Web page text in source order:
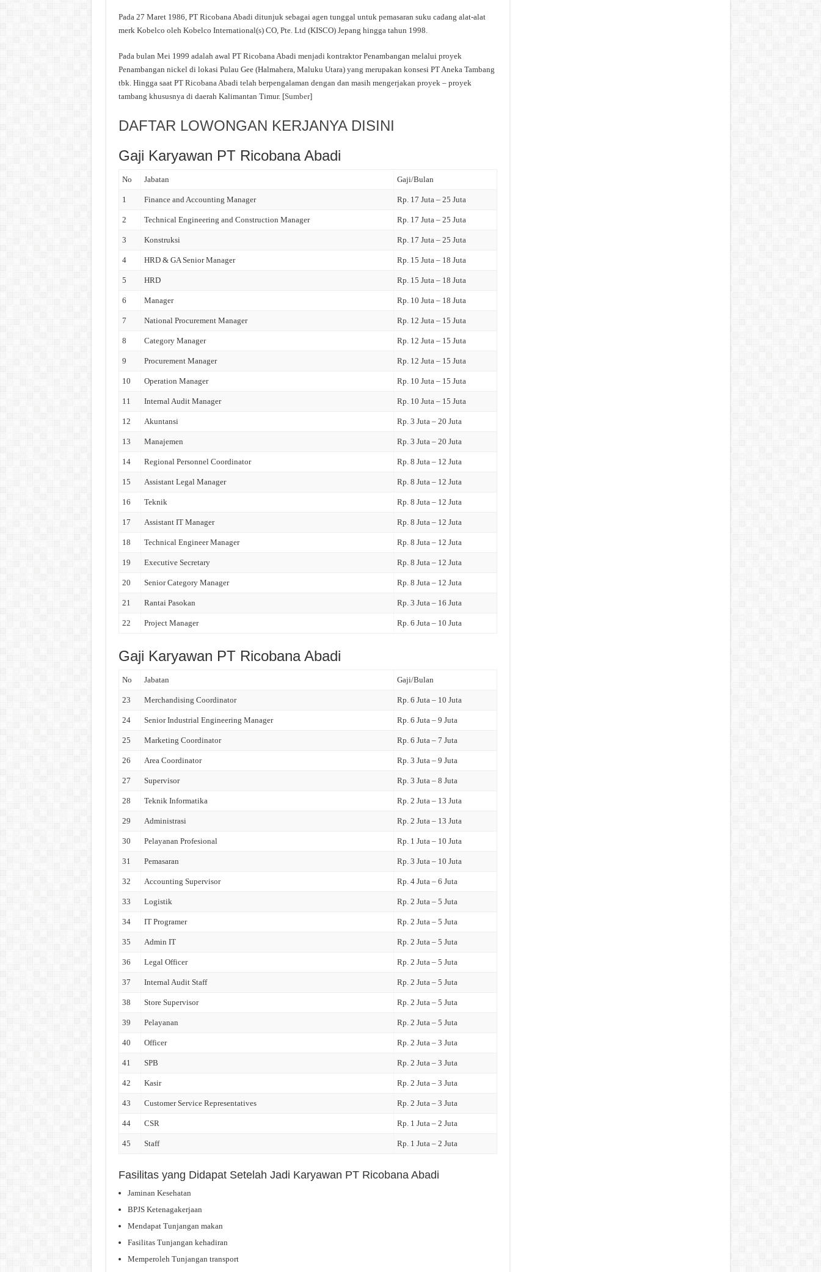
Pada 27 Maret 1986, PT Ricobana Abadi ditunjuk sebagai agen tunggal untuk pemasaran suku cadang alat-alat
merk Kobelco oleh Kobelco International(s) CO, Pte. Ltd (KISCO) Jepang hingga tahun 1998.
Pada bulan Mei 1999 adalah awal PT Ricobana Abadi menjadi kontraktor Penambangan melalui proyek
Penambangan nickel di lokasi Pulau Gee (Halmahera, Maluku Utara) yang merupakan konsesi PT Aneka Tambang
tbk. Hingga saat PT Ricobana Abadi telah berpengalaman dengan dan masih mengerjakan proyek – proyek
tambang khususnya di daerah Kalimantan Timur. [Sumber]
DAFTAR LOWONGAN KERJANYA DISINI
Gaji Karyawan PT Ricobana Abadi
No Jabatan Gaji/Bulan
1 Finance and Accounting Manager Rp. 17 Juta – 25 Juta
2 Technical Engineering and Construction Manager Rp. 17 Juta – 25 Juta
3 Konstruksi Rp. 17 Juta – 25 Juta
4 HRD & GA Senior Manager Rp. 15 Juta – 18 Juta
5 HRD Rp. 15 Juta – 18 Juta
6 Manager Rp. 10 Juta – 18 Juta
7 National Procurement Manager Rp. 12 Juta – 15 Juta
8 Category Manager Rp. 12 Juta – 15 Juta
9 Procurement Manager Rp. 12 Juta – 15 Juta
10 Operation Manager Rp. 10 Juta – 15 Juta
11 Internal Audit Manager Rp. 10 Juta – 15 Juta
12 Akuntansi Rp. 3 Juta – 20 Juta
13 Manajemen Rp. 3 Juta – 20 Juta
14 Regional Personnel Coordinator Rp. 8 Juta – 12 Juta
15 Assistant Legal Manager Rp. 8 Juta – 12 Juta
16 Teknik Rp. 8 Juta – 12 Juta
17 Assistant IT Manager Rp. 8 Juta – 12 Juta
18 Technical Engineer Manager Rp. 8 Juta – 12 Juta
19 Executive Secretary Rp. 8 Juta – 12 Juta
20 Senior Category Manager Rp. 8 Juta – 12 Juta
21 Rantai Pasokan Rp. 3 Juta – 16 Juta
22 Project Manager Rp. 6 Juta – 10 Juta
Gaji Karyawan PT Ricobana Abadi
No Jabatan Gaji/Bulan
23 Merchandising Coordinator Rp. 6 Juta – 10 Juta
24 Senior Industrial Engineering Manager Rp. 6 Juta – 9 Juta
25 Marketing Coordinator Rp. 6 Juta – 7 Juta
26 Area Coordinator Rp. 3 Juta – 9 Juta
27 Supervisor Rp. 3 Juta – 8 Juta
28 Teknik Informatika Rp. 2 Juta – 13 Juta
29 Administrasi Rp. 2 Juta – 13 Juta
30 Pelayanan Profesional Rp. 1 Juta – 10 Juta
31 Pemasaran Rp. 3 Juta – 10 Juta
32 Accounting Supervisor Rp. 4 Juta – 6 Juta
33 Logistik Rp. 2 Juta – 5 Juta
34 IT Programer Rp. 2 Juta – 5 Juta
35 Admin IT Rp. 2 Juta – 5 Juta
36 Legal Officer Rp. 2 Juta – 5 Juta
37 Internal Audit Staff Rp. 2 Juta – 5 Juta
38 Store Supervisor Rp. 2 Juta – 5 Juta
39 Pelayanan Rp. 2 Juta – 5 Juta
40 Officer Rp. 2 Juta – 3 Juta
41 SPB Rp. 2 Juta – 3 Juta
42 Kasir Rp. 2 Juta – 3 Juta
43 Customer Service Representatives Rp. 2 Juta – 3 Juta
44 CSR Rp. 1 Juta – 2 Juta
45 Staff Rp. 1 Juta – 2 Juta
Fasilitas yang Didapat Setelah Jadi Karyawan PT Ricobana Abadi
Jaminan Kesehatan
BPJS Ketenagakerjaan
Mendapat Tunjangan makan
Fasilitas Tunjangan kehadiran
Memperoleh Tunjangan transport